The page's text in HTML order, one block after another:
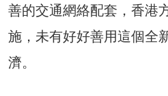
善的交通網絡配套，香港
施，未有好好善用這個全
濟。